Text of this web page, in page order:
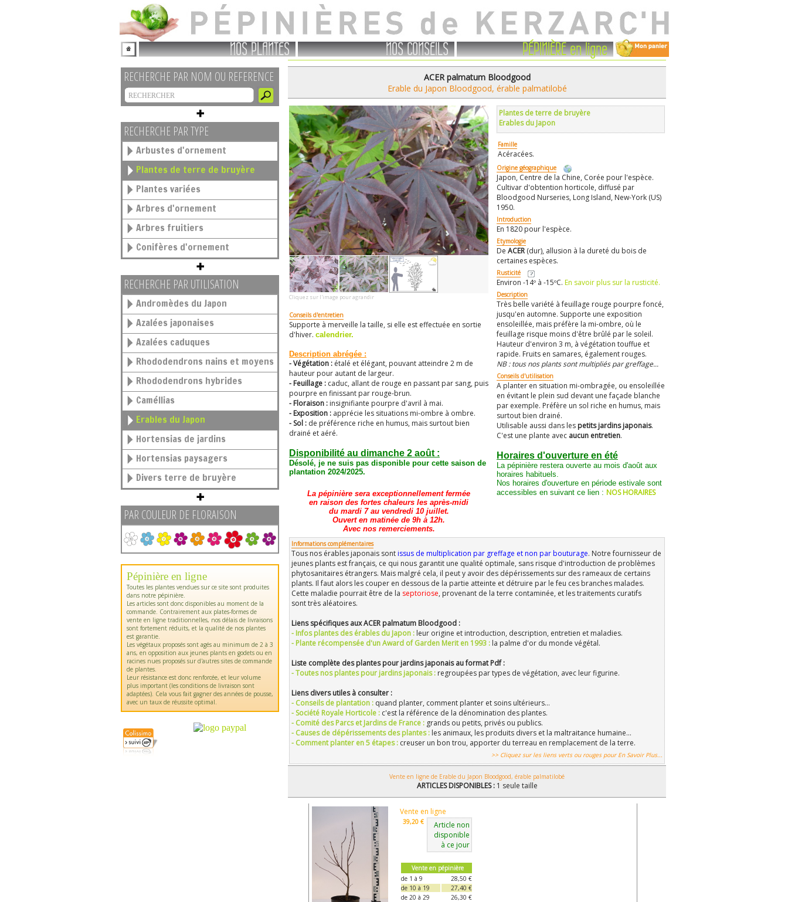
NOS PLANTES NOS CONSEILS PÉPINIÈRE en ligne
RECHERCHE PAR NOM OU REFERENCE
RECHERCHE PAR TYPE
Arbustes d'ornement
Plantes de terre de bruyère
Plantes variées
Arbres d'ornement
Arbres fruitiers
Conifères d'ornement
RECHERCHE PAR UTILISATION
Andromèdes du Japon
Azalées japonaises
Azalées caduques
Rhododendrons nains et moyens
Rhododendrons hybrides
Caméllias
Erables du Japon
Hortensias de jardins
Hortensias paysagers
Divers terre de bruyère
PAR COULEUR DE FLORAISON
Pépinière en ligne
Toutes les plantes vendues sur ce site sont produites
dans notre pépinière.
Les articles sont donc disponibles au moment de la
commande. Contrairement aux plates-formes de
vente en ligne traditionnelles, nos délais de livraisons
sont fortement réduits, et la qualité de nos plantes
est garantie.
Les végétaux proposés sont agés au minimum de 2 à 3
ans, en opposition aux jeunes plants en godets ou en
racines nues proposés sur d'autres sites de commande
de plantes.
Leur résistance est donc renforcée, et leur volume
plus important (les conditions de livraison sont
adaptées). Cela vous fait gagner des années de pousse,
avec un taux de réussite optimal.
ACER palmatum Bloodgood
Erable du Japon Bloodgood, érable palmatilobé
Cliquez sur l'image pour agrandir
Conseils d'entretien
Supporte à merveille la taille, si elle est effectuée en sortie
d'hiver. calendrier.
Description abrégée :
- Végétation : étalé et élégant, pouvant atteindre 2 m de
hauteur pour autant de largeur.
- Feuillage : caduc, allant de rouge en passant par sang, puis
pourpre en finissant par rouge-brun.
- Floraison : insignifiante pourpre d'avril à mai.
- Exposition : apprécie les situations mi-ombre à ombre.
- Sol : de préférence riche en humus, mais surtout bien
drainé et aéré.
Disponibilité au dimanche 2 août :
Désolé, je ne suis pas disponible pour cette saison de
plantation 2024/2025.
La pépinière sera exceptionnellement fermée
en raison des fortes chaleurs les après-midi
du mardi 7 au vendredi 10 juillet.
Ouvert en matinée de 9h à 12h.
Avec nos remerciements.
Plantes de terre de bruyère
Erables du Japon
Famille
Acéracées.
Origine géographique
Japon, Centre de la Chine, Corée pour l'espèce.
Cultivar d'obtention horticole, diffusé par
Bloodgood Nurseries, Long Island, New-York (US)
1950.
Introduction
En 1820 pour l'espèce.
Etymologie
De ACER (dur), allusion à la dureté du bois de
certaines espèces.
Rusticité
Environ -14º à -15ºC. En savoir plus sur la rusticité.
Description
Très belle variété à feuillage rouge pourpre foncé,
jusqu'en automne. Supporte une exposition
ensoleillée, mais préfère la mi-ombre, où le
feuillage risque moins d'être brûlé par le soleil.
Hauteur d'environ 3 m, à végétation touffue et
rapide. Fruits en samares, également rouges.
NB : tous nos plants sont multipliés par greffage...
Conseils d'utilisation
A planter en situation mi-ombragée, ou ensoleillée
en évitant le plein sud devant une façade blanche
par exemple. Préfère un sol riche en humus, mais
surtout bien drainé.
Utilisable aussi dans les petits jardins japonais.
C'est une plante avec aucun entretien.
Horaires d'ouverture en été
La pépinière restera ouverte au mois d'août aux
horaires habituels.
Nos horaires d'ouverture en période estivale sont
accessibles en suivant ce lien : NOS HORAIRES
Informations complémentaires
Tous nos érables japonais sont issus de multiplication par greffage et non par bouturage. Notre fournisseur de
jeunes plants est français, ce qui nous garantit une qualité optimale, sans risque d'introduction de problèmes
phytosanitaires étrangers. Mais malgré cela, il peut y avoir des dépérissements sur des rameaux de certains
plants. Il faut alors les couper en dessous de la partie atteinte et détruire par le feu ces branches malades.
Cette maladie pourrait être de la septoriose, provenant de la terre contaminée, et les traitements curatifs
sont très aléatoires.
Liens spécifiques aux ACER palmatum Bloodgood :
- Infos plantes des érables du Japon : leur origine et introduction, description, entretien et maladies.
- Plante récompensée d'un Award of Garden Merit en 1993 : la palme d'or du monde végétal.
Liste complète des plantes pour jardins japonais au format Pdf :
- Toutes nos plantes pour jardins japonais : regroupées par types de végétation, avec leur figurine.
Liens divers utiles à consulter :
- Conseils de plantation : quand planter, comment planter et soins ultérieurs...
- Société Royale Horticole : c'est la référence de la dénomination des plantes.
- Comité des Parcs et Jardins de France : grands ou petits, privés ou publics.
- Causes de dépérissements des plantes : les animaux, les produits divers et la maltraitance humaine...
- Comment planter en 5 étapes : creuser un bon trou, apporter du terreau en remplacement de la terre.
>> Cliquez sur les liens verts ou rouges pour En Savoir Plus...
Vente en ligne de Erable du Japon Bloodgood, érable palmatilobé
ARTICLES DISPONIBLES : 1 seule taille
Vente en ligne
39,20 €
Article non
disponible
à ce jour
Vente en pépinière
de 1 à 9
28,50 €
de 10 à 19
27,40 €
de 20 à 29
26,30 €